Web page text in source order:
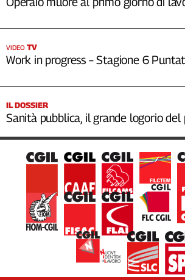
VIDEO TV
Work in progress – Stagione 6
IL DOSSIER
Sanità pubblica, il grande logorio del